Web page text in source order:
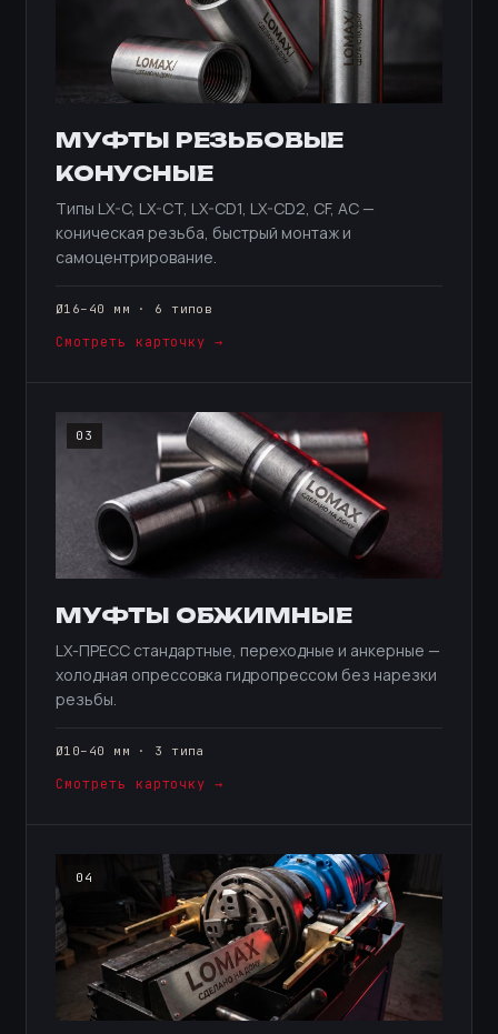
МУФТЫ РЕЗЬБОВЫЕ
КОНУСНЫЕ
Типы LX-C, LX-CT, LX-CD1, LX-CD2, CF, AC —
коническая резьба, быстрый монтаж и
самоцентрирование.
Ø16–40 мм · 6 типов
Смотреть карточку →
03
МУФТЫ ОБЖИМНЫЕ
LX-ПРЕСС стандартные, переходные и анкерные —
холодная опрессовка гидропрессом без нарезки
резьбы.
Ø10–40 мм · 3 типа
Смотреть карточку →
04